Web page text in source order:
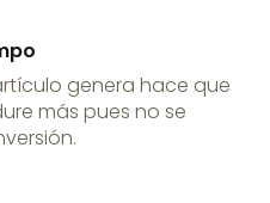
genera hace que
más pues no se